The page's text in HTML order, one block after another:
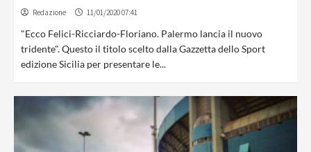
Redazione 11/01/2020 07:41
"Ecco Felici-Ricciardo-Floriano. Palermo lancia il nuovo
tridente". Questo il titolo scelto dalla Gazzetta dello Sport
edizione Sicilia per presentare le...